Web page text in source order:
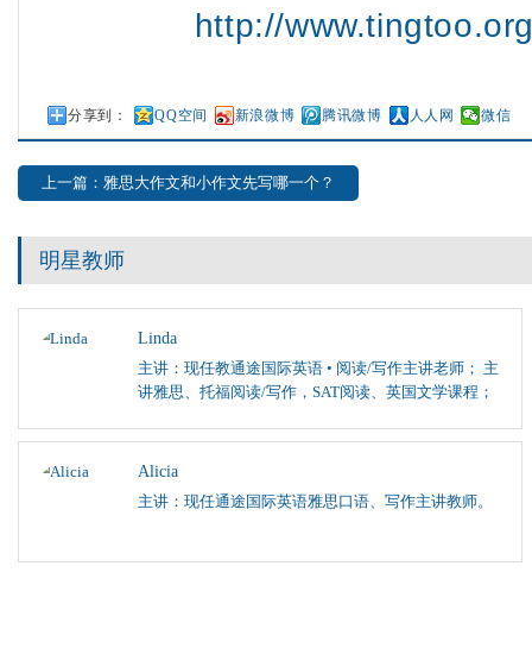
http://
分享到： QQ空间 新浪微博 腾讯微博 人人网 微信
上一篇：雅思大作文和小作文先写哪一个？
明星教师
Linda
主讲：现任教通途国际英语 • 阅读/写作主讲老师； 主
讲雅思、托福阅读/写作，SAT阅读、英国文学课程；
Alicia
主讲：现任通途国际英语雅思口语、写作主讲教师。